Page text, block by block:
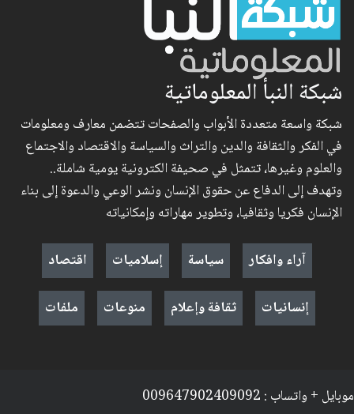
شبكة النبأ المعلوماتية
شبكة واسعة متعددة الأبواب والصفحات تتضمن معارف ومعلومات
في الفكر والثقافة والدين والتراث والسياسة والاقتصاد والاجتماع
والعلوم وغيرها، تتمثل في صحيفة الكترونية يومية شاملة..
وتهدف إلى الدفاع عن حقوق الإنسان ونشر الوعي والدعوة إلى بناء
الإنسان فكريا وثقافيا، وتطوير مهاراته وإمكانياته
آراء وافكار
سياسة إسلاميات
اقتصاد
إنسانيات
ثقافة وإعلام منوعات ملفات
موبايل + واتساب : 009647902409092